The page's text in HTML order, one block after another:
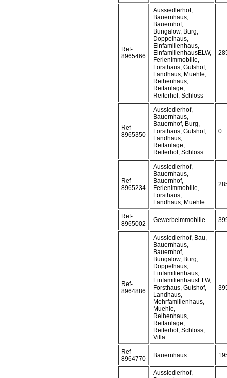
Ref-
8965466
Aussiedlerhof,
Bauernhaus,
Bauernhof,
Bungalow, Burg,
Doppelhaus,
Einfamilienhaus,
EinfamilienhausELW,
Ferienimmobilie,
Forsthaus, Gutshof,
Landhaus, Muehle,
Reihenhaus,
Reitanlage,
Reiterhof, Schloss
Ref-
8965350
Aussiedlerhof,
Bauernhaus,
Bauernhof, Burg,
Forsthaus, Gutshof,
Landhaus,
Reitanlage,
Reiterhof, Schloss
0
Ref-
8965234
Aussiedlerhof,
Bauernhaus,
Bauernhof,
Ferienimmobilie,
Forsthaus,
Landhaus, Muehle
Ref-
8965002
Gewerbeimmobilie
Ref-
8964886
Aussiedlerhof, Bau,
Bauernhaus,
Bauernhof,
Bungalow, Burg,
Doppelhaus,
Einfamilienhaus,
EinfamilienhausELW,
Forsthaus, Gutshof,
Landhaus,
Mehrfamilienhaus,
Muehle,
Reihenhaus,
Reitanlage,
Reiterhof, Schloss,
Villa
Ref-
8964770
Bauernhaus
Aussiedlerhof,